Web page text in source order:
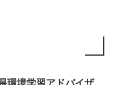
環境学習アドバイザ